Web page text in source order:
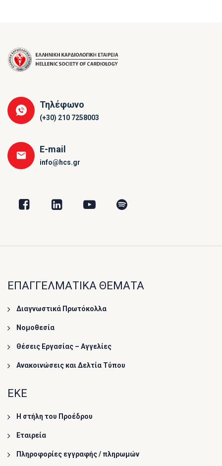
Τηλέφωνο
(+30) 210 7258003
E-mail
info@hcs.gr
ΕΠΑΓΓΕΛΜΑΤΙΚΑ ΘΕΜΑΤΑ
Διαγνωστικά Πρωτόκολλα
Νομοθεσία
Θέσεις Εργασίας – Αγγελίες
Ανακοινώσεις και Δελτία Τύπου
ΕΚΕ
Η στήλη του Προέδρου
Εταιρεία
Πληροφορίες εγγραφής / πληρωμών